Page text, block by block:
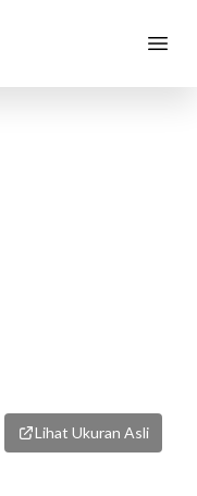
Lihat Ukuran Asli